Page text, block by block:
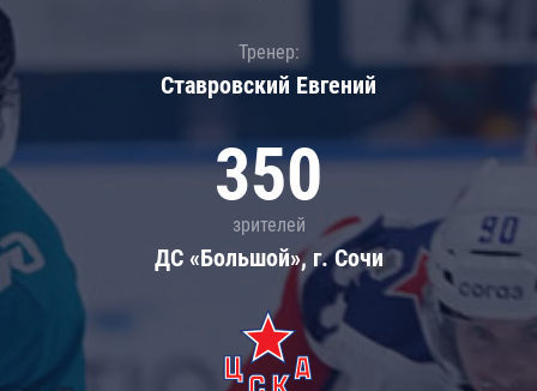
Тренер:
Ставровский Евгений
350
зрителей
ДС «Большой», г. Сочи